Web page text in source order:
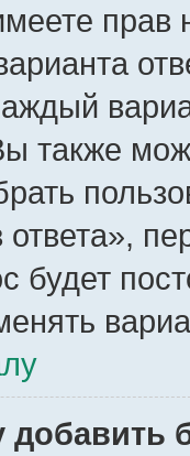
прав
также
будет
добавить